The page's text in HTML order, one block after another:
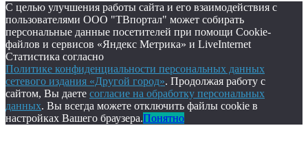
С целью улучшения работы сайта и его взаимодействия с
пользователями ООО "ТВпортал" может собирать
персональные данные посетителей при помощи Cookie-
файлов и сервисов «Яндекс Метрика» и LiveInternet
Статистика согласно
Политике конфиденциальности персональных данных
сетевого издания «Другой город». Продолжая работу с
сайтом, Вы даете согласие на обработку персональных
данных. Вы всегда можете отключить файлы cookie в
настройках Вашего браузера.Понятно